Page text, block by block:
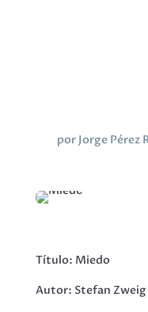
por Jorge Pérez
Título: Miedo
Autor: Stefan Zweig